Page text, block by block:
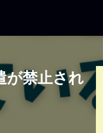
が禁止され
管理の資格